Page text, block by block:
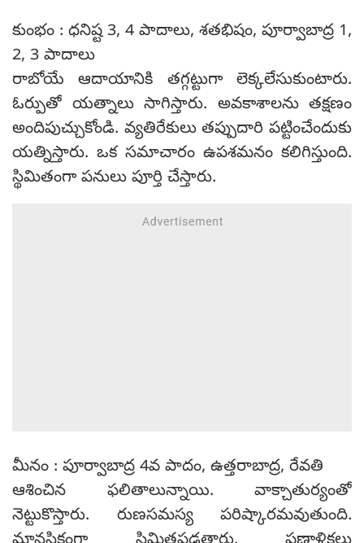
కుంభం : ధనిష్ట 3, 4 పాదాలు, శతభిషం, పూర్వాబాద్ర 1,
2, 3 పాదాలు
రాబోయే ఆదాయానికి తగ్గట్టుగా లెక్కలేసుకుంటారు.
ఓర్పుతో యత్నాలు సాగిస్తారు. అవకాశాలను తక్షణం
అందిపుచ్చుకోండి. వ్యతిరేకులు తప్పుదారి పట్టించేందుకు
యత్నిస్తారు. ఒక సమాచారం ఉపశమనం కలిగిస్తుంది.
స్థిమితంగా పనులు పూర్తి చేస్తారు.
మీనం : పూర్వాబాద్ర 4వ పాదం, ఉత్తరాబాద్ర, రేవతి
ఆశించిన ఫలితాలున్నాయి. వాక్చాతుర్యంతో
నెట్టుకొస్తారు. రుణసమస్య పరిష్కారమవుతుంది.